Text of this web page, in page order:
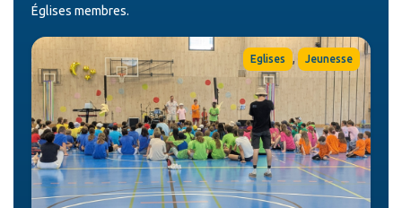
Églises membres.
Eglises , Jeunesse